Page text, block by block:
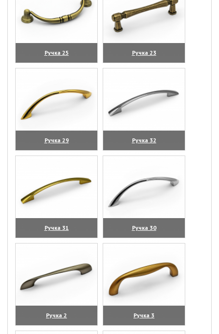
Ручка 25
(увеличить)
Ручка 23
(увеличить)
Ручка 29
(увеличить)
Ручка 32
(увеличить)
Ручка 31
(увеличить)
Ручка 30
(увеличить)
Ручка 2
(увеличить)
Ручка 3
(увеличить)